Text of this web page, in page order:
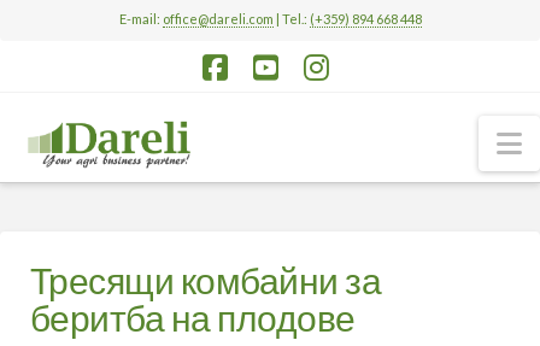
E-mail: office@dareli.com | Tel.: (+359) 894 668 448
Тресящи комбайни за
беритба на плодове